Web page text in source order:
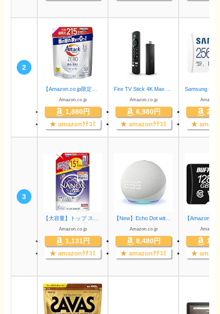
2
Amazon.co.jp
1,880円
★ amazonｸﾁｺﾐ
Amazon.co.jp
6,980円
★ amazonｸﾁｺﾐ ★
3
Amazon.co.jp
1,131円
★ amazonｸﾁｺﾐ
Amazon.co.jp
8,480円
★ amazonｸﾁｺﾐ ★